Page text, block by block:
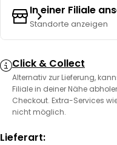
In einer Filiale
Standorte anzeigen
Click & Collect
Alternativ zur Lieferung,
Filiale in deiner Nähe
Checkout. Extra-Services
nicht möglich.
Lieferart: